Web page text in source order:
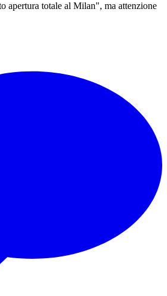
apertura totale al Milan", ma attenzione